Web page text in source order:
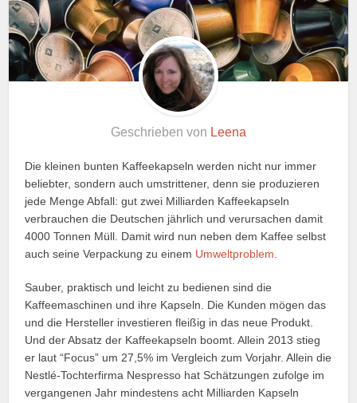
Geschrieben von Leena
Die kleinen bunten Kaffeekapseln werden nicht nur immer
beliebter, sondern auch umstrittener, denn sie produzieren
jede Menge Abfall: gut zwei Milliarden Kaffeekapseln
verbrauchen die Deutschen jährlich und verursachen damit
4000 Tonnen Müll. Damit wird nun neben dem Kaffee selbst
auch seine Verpackung zu einem Umweltproblem.
Sauber, praktisch und leicht zu bedienen sind die
Kaffeemaschinen und ihre Kapseln. Die Kunden mögen das
und die Hersteller investieren fleißig in das neue Produkt.
Und der Absatz der Kaffeekapseln boomt. Allein 2013 stieg
er laut “Focus” um 27,5% im Vergleich zum Vorjahr. Allein die
Nestlé-Tochterfirma Nespresso hat Schätzungen zufolge im
vergangenen Jahr mindestens acht Milliarden Kapseln